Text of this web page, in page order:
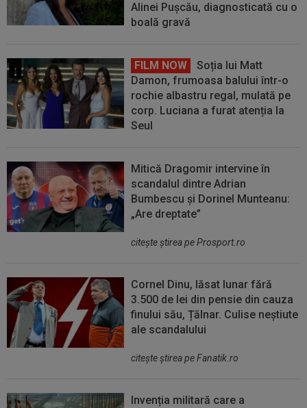
Alinei Pușcău, diagnosticată cu o
boală gravă
FILM NOW
Soția lui Matt
Damon, frumoasa balului într-o
rochie albastru regal, mulată pe
corp. Luciana a furat atenția la
Seul
Mitică Dragomir intervine în
scandalul dintre Adrian
Bumbescu și Dorinel Munteanu:
„Are dreptate”
citeşte ştirea pe Prosport.ro
Cornel Dinu, lăsat lunar fără
3.500 de lei din pensie din cauza
finului său, Țălnar. Culise neștiute
ale scandalului
citeşte ştirea pe Fanatik.ro
Invenția militară care a